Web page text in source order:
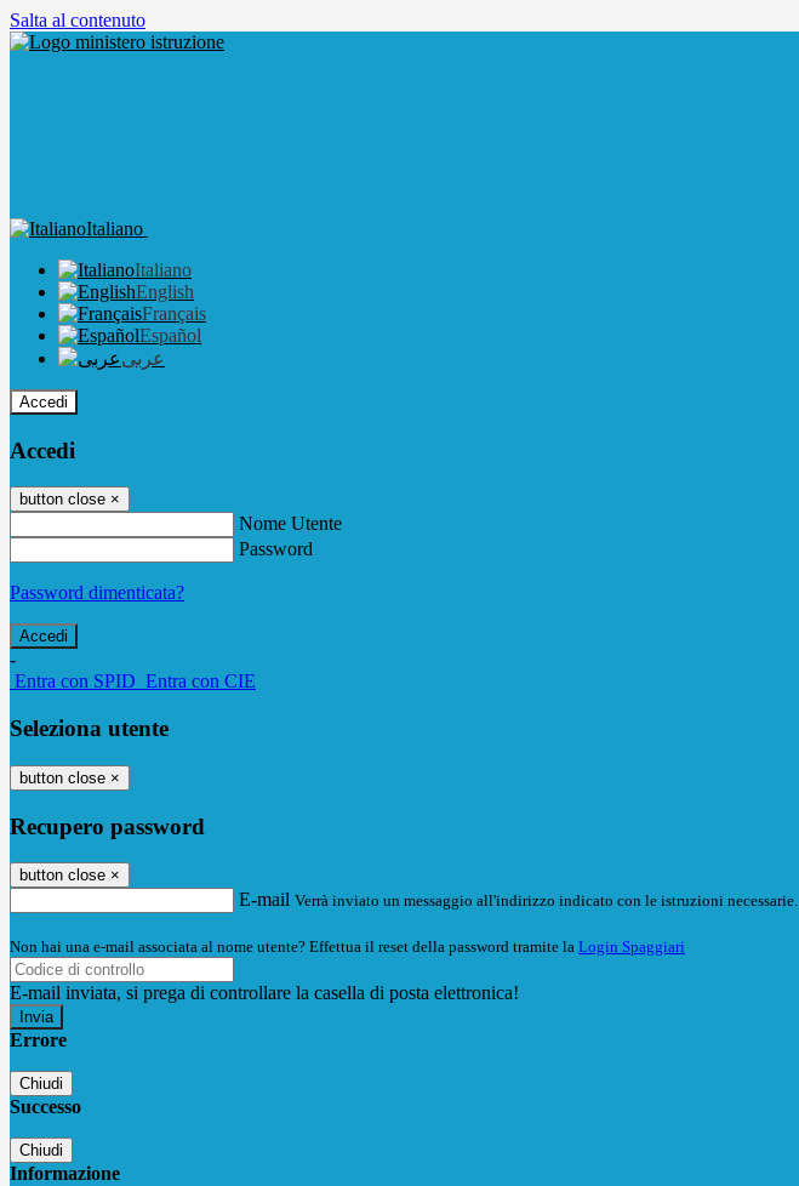
Salta al contenuto
Italiano
Italiano
English
Français
Español
عربى
Accedi
Accedi
button close ×
Nome Utente
Password
Password dimenticata?
-
Entra con SPID Entra con CIE
Seleziona utente
button close ×
Recupero password
button close ×
E-mail Verrà inviato un messaggio all'indirizzo indicato con le istruzioni necessarie.
Non hai una e-mail associata al nome utente? Effettua il reset della password tramite la Login Spaggiari
E-mail inviata, si prega di controllare la casella di posta elettronica!
Errore
Chiudi
Successo
Chiudi
Informazione